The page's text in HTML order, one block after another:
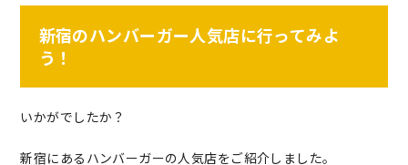
新宿のハンバーガー人気店に行ってみよ
う！
いかがでしたか？
新宿にあるハンバーガーの人気店をご紹介しました。